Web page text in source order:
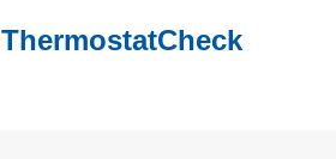
ThermostatCheck